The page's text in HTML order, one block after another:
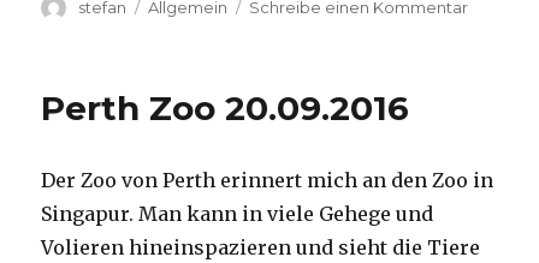
Autor
stefan Kategorien
Allgemein Schreibe einen Kommentarzu
Perth
Perth Zoo 20.09.2016
Der Zoo von Perth erinnert mich an den Zoo in
Singapur. Man kann in viele Gehege und
Volieren hineinspazieren und sieht die Tiere